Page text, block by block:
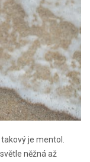
je mentol.
něžná až